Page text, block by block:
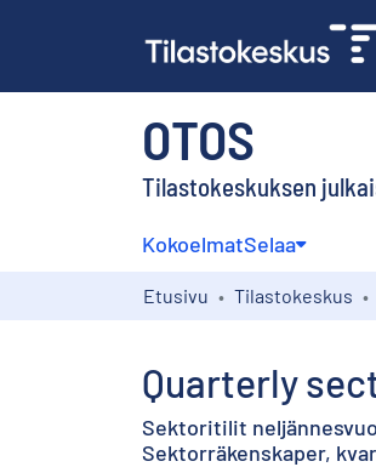
OTOS
Tilastokeskuksen
KokoelmatSelaa
Etusivu Tilastokeskus
Quarterly
Sektoritilit
Sektorräkenskaper,